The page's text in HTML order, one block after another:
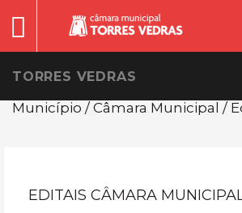
TORRES VEDRAS
Município / Câmara Municipal /
EDITAIS CÂMARA